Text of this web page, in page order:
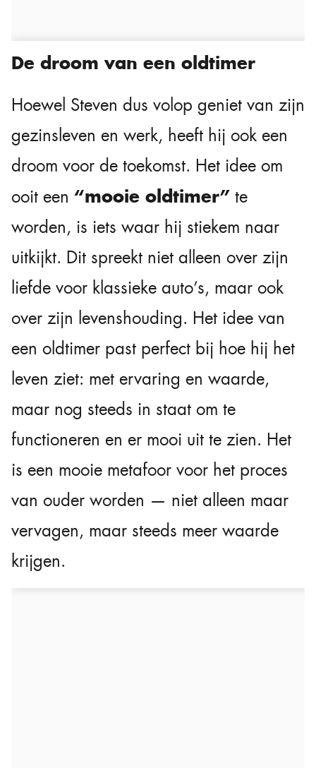
De droom van een oldtimer
Hoewel Steven dus volop geniet van zijn
gezinsleven en werk, heeft hij ook een
droom voor de toekomst. Het idee om
ooit een “mooie oldtimer” te
worden, is iets waar hij stiekem naar
uitkijkt. Dit spreekt niet alleen over zijn
liefde voor klassieke auto’s, maar ook
over zijn levenshouding. Het idee van
een oldtimer past perfect bij hoe hij het
leven ziet: met ervaring en waarde,
maar nog steeds in staat om te
functioneren en er mooi uit te zien. Het
is een mooie metafoor voor het proces
van ouder worden — niet alleen maar
vervagen, maar steeds meer waarde
krijgen.